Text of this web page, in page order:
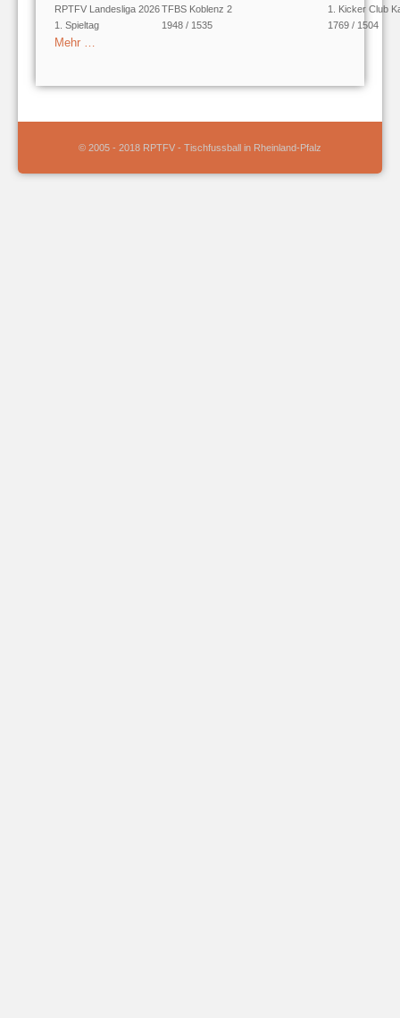
RPTFV Landesliga 2026
1. Spieltag
TFBS Koblenz 2
1948 / 1535
1. Kicker Club
1769 / 1504
Mehr …
© 2005 - 2018 RPTFV - Tischfussball in Rheinland-Pfalz